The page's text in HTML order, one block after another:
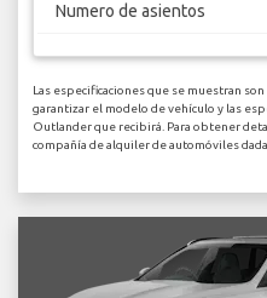
Numero de asientos
Las especificaciones que se muestran
garantizar el modelo de vehículo y las
Outlander que recibirá. Para obtener
compañía de alquiler de automóviles